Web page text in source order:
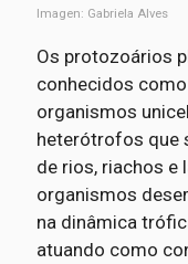
Imagen: Gabriela Alves
Os protozoários
conhecidos
organismos
heterótrofos que
de rios, riachos e
organismos
na dinâmica
atuando como